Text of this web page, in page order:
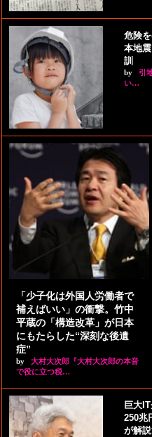
危険
本地
訓
by
引
い…
「少子化は外国人労働者で
補えばいい」の衝撃。竹中
平蔵の「構造改革」が日本
にもたらした“深刻な後遺
症”
by
大村大次郎『大村大次郎の本音
で役に立つ税…
巨大
250兆
が解